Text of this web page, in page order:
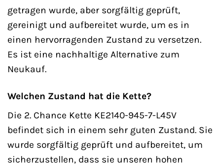
getragen wurde, aber sorgfältig geprüft,
gereinigt und aufbereitet wurde, um es in
einen hervorragenden Zustand zu versetzen.
Es ist eine nachhaltige Alternative zum
Neukauf.
Welchen Zustand hat die Kette?
Die 2. Chance Kette KE2140-945-7-L45V
befindet sich in einem sehr guten Zustand. Sie
wurde sorgfältig geprüft und aufbereitet, um
sicherzustellen, dass sie unseren hohen